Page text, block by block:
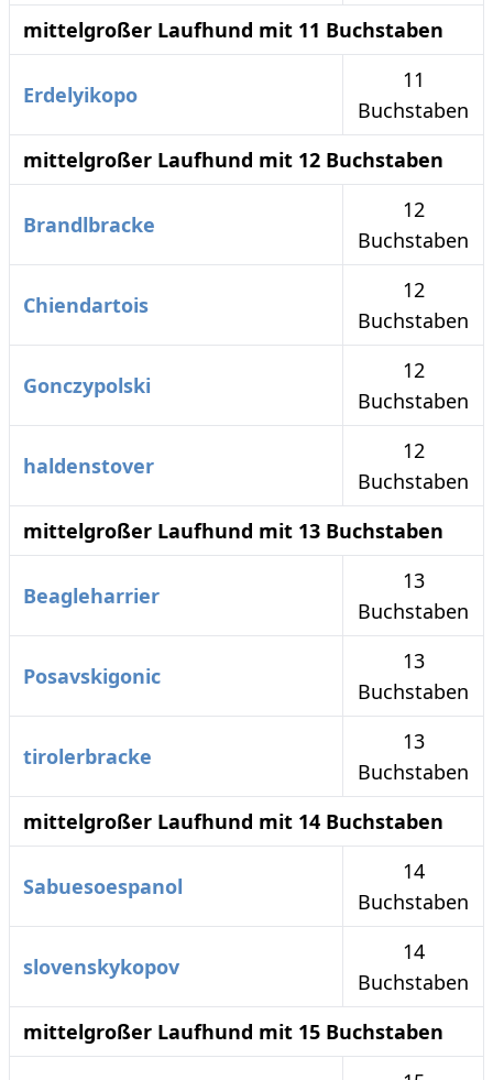
mittelgroßer Laufhund mit 11 Buchstaben
Erdelyikopo
11
Buchstaben
mittelgroßer Laufhund mit 12 Buchstaben
Brandlbracke
12
Buchstaben
Chiendartois
12
Buchstaben
Gonczypolski
12
Buchstaben
haldenstover
12
Buchstaben
mittelgroßer Laufhund mit 13 Buchstaben
Beagleharrier
13
Buchstaben
Posavskigonic
13
Buchstaben
tirolerbracke
13
Buchstaben
mittelgroßer Laufhund mit 14 Buchstaben
Sabuesoespanol
14
Buchstaben
slovenskykopov
14
Buchstaben
mittelgroßer Laufhund mit 15 Buchstaben